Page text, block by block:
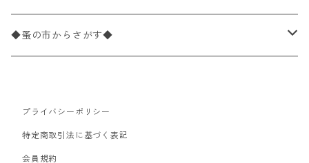
ペーパーリネンナプキン
ワックスペーパー
デコパージュ用品
パック売り
バラ売り
33cm（ラウンド）
海・魚柄
食べ物・フルーツ・野菜・ドリンク柄
食器・カトラリー柄
カクテルサイズ
ランチサイズ
ドイツ製 Paperproducts Design
カクテルサイズ
ランチサイズ
カクテルサイズ
ドイツ製 ti-flair/ティーフレア
ランチサイズ
ドイツ製 PAW/パウ
デコパージュ下地
デコパージュはさみ
3Dデコパージュ
シリコンモールド
トレイ
ポスター・カレンダー
◆蚤の市からさがす◆
北欧雑貨
デコパージュ用品
プライバシーポリシー
特定商取引法に基づく表記
会員規約